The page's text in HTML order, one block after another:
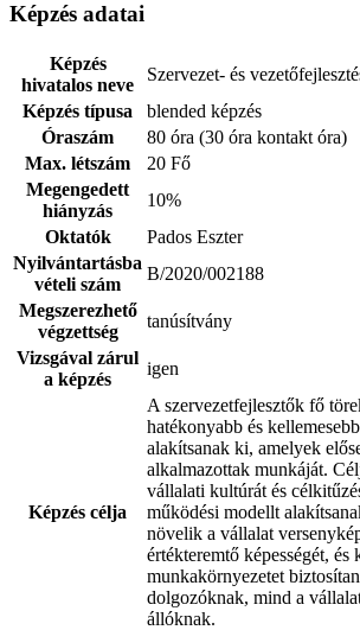
Képzés adatai
Képzés
hivatalos neve
Szervezet- és
Képzés típusa
blended képzés
Óraszám
80 óra (30 óra kontakt óra)
Max. létszám
20 Fő
Megengedett
hiányzás
10%
Oktatók
Pados Eszter
Nyilvántartásba
vételi szám
B/2020/002188
Megszerezhető
végzettség
tanúsítvány
Vizsgával zárul
a képzés
igen
Képzés célja
A szervezetfejlesztők fő
hatékonyabb és
alakítsanak ki, amelyek
alkalmazottak munkáját.
vállalati kultúrát és
működési modellt
növelik a vállalat
értékteremtő képességét, és
munkakörnyezetet
dolgozóknak, mind a
állóknak.